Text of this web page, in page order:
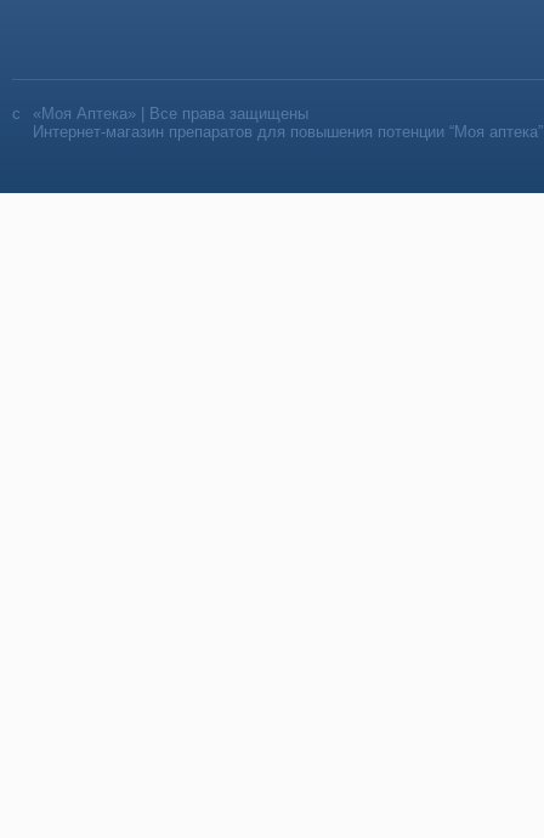
«Моя Аптека» | Все права защищены
Интернет-магазин препаратов для повышения потенции “Моя